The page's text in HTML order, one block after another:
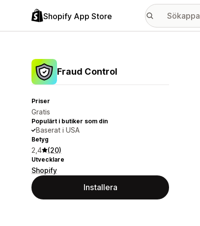
Shopify App Store
Fraud Control
Priser
Gratis
Populärt i butiker som din
Baserat i USA
Betyg
2,4 (20)
Utvecklare
Shopify
Installera